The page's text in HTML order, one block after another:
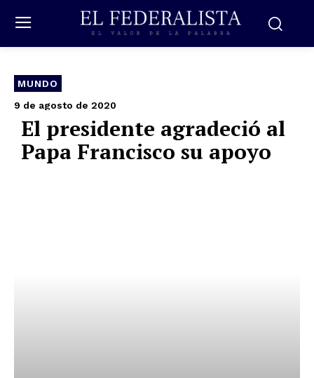
MUNDO
9 de agosto de 2020
El presidente agradeció al
Papa Francisco su apoyo